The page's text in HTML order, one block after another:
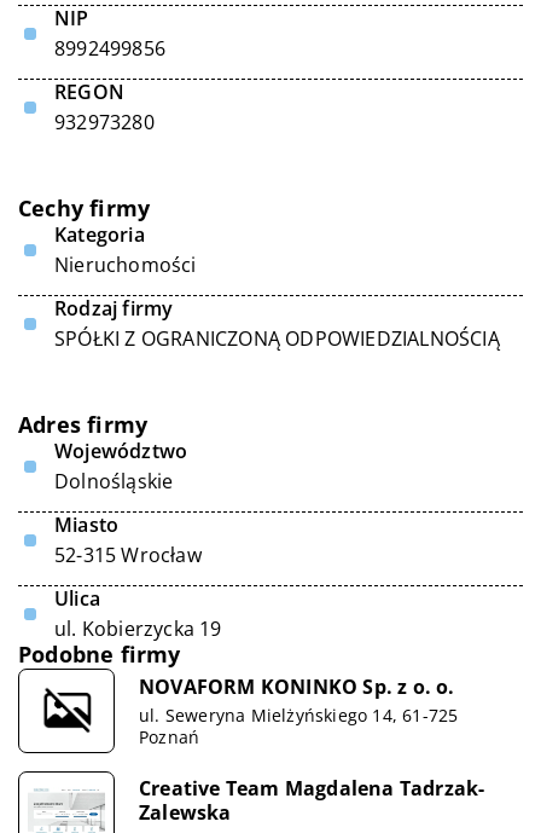
NIP
8992499856
REGON
932973280
Cechy firmy
Kategoria
Nieruchomości
Rodzaj firmy
SPÓŁKI Z OGRANICZONĄ ODPOWIEDZIALNOŚCIĄ
Adres firmy
Województwo
Dolnośląskie
Miasto
52-315 Wrocław
Ulica
ul. Kobierzycka 19
Podobne firmy
NOVAFORM KONINKO Sp. z o. o.
ul. Seweryna Mielżyńskiego 14, 61-725
Poznań
Creative Team Magdalena Tadrzak-
Zalewska